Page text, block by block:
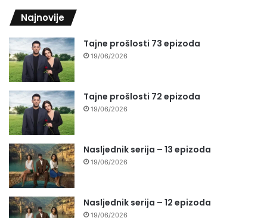
Najnovije
Tajne prošlosti 73 epizoda
19/06/2026
Tajne prošlosti 72 epizoda
19/06/2026
Nasljednik serija – 13 epizoda
19/06/2026
Nasljednik serija – 12 epizoda
19/06/2026